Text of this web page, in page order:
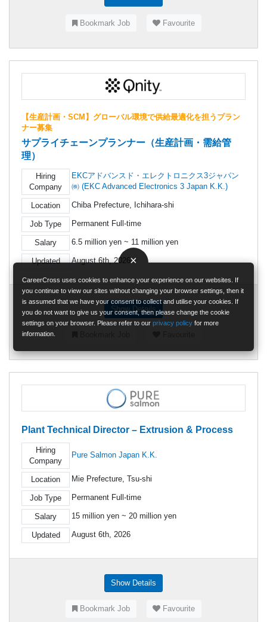
×
CareerCross uses cookies to enhance your experience on our websites. If
you continue to view our sites without changing your browser settings, then it
is assumed that we have your consent to collect and utilise your cookies. If
you do not want to give us your consent, then please change the cookie
settings on your browser. Please refer to ourprivacy policy for more
information.
Bookmark Job Favourite
【生産計画・SCM】グローバル環境で供給最適化を担うプラン
ナー募集
サプライチェーンプランナー（生産計画・需給管
理）
Hiring
Company
EKCアドバンスド・エレクトロニクス3ジャパン
㈱ (EKC Advanced Electronics 3 Japan K.K.)
Location Chiba Prefecture, Ichihara-shi
Job Type Permanent Full-time
Salary 6.5 million yen ~ 11 million yen
Updated August 6th, 2026
Show Details
Plant Technical Director – Extrusion & Process
Hiring
Company
Pure Salmon Japan K.K.
Location Mie Prefecture, Tsu-shi
Job Type Permanent Full-time
Salary 15 million yen ~ 20 million yen
Updated August 6th, 2026
Show Details
Bookmark Job Favourite